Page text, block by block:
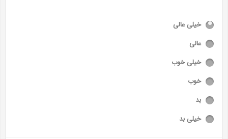
خیلی عالی
عالی
خیلی خوب
خوب
بد
خیلی بد